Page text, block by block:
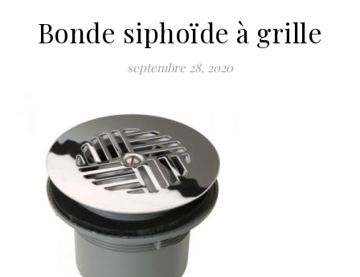
Bonde siphoïde à grille
septembre 28, 2020